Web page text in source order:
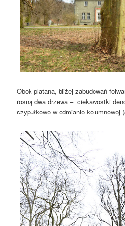
Obok platana, bliżej zabudowań
rosną dwa drzewa – ciekawostki
szypułkowe w odmianie kolumnowej